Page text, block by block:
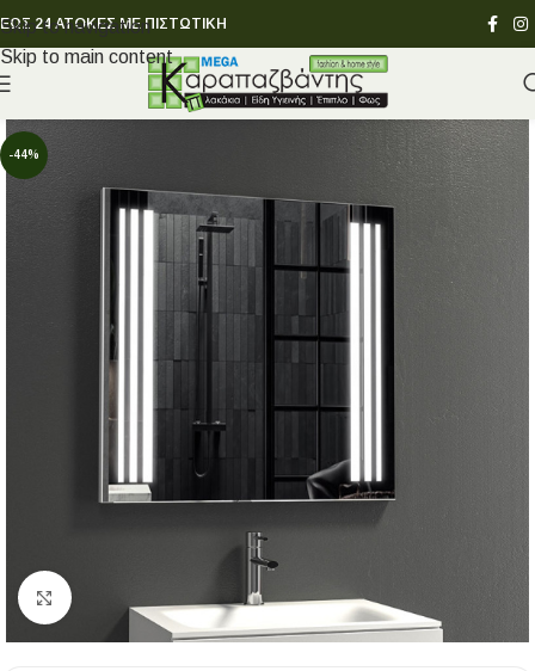
Skip to navigation
Skip to main content
ΕΩΣ 24 ΑΤΟΚΕΣ ΜΕ ΠΙΣΤΩΤΙΚΗ
-44%
Κλικ για μεγέθυνση